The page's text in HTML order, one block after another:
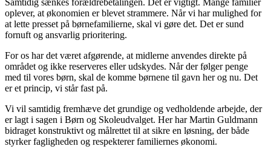
Samtidig sænkes forældrebetalingen. Det er vigtigt. Mange familier
oplever, at økonomien er blevet strammere. Når vi har mulighed for
at lette presset på børnefamilierne, skal vi gøre det. Det er sund
fornuft og ansvarlig prioritering.
For os har det været afgørende, at midlerne anvendes direkte på
området og ikke reserveres eller udskydes. Når der følger penge
med til vores børn, skal de komme børnene til gavn her og nu. Det
er et princip, vi står fast på.
Vi vil samtidig fremhæve det grundige og vedholdende arbejde, der
er lagt i sagen i Børn og Skoleudvalget. Her har Martin Guldmann
bidraget konstruktivt og målrettet til at sikre en løsning, der både
styrker fagligheden og respekterer familiernes økonomi.